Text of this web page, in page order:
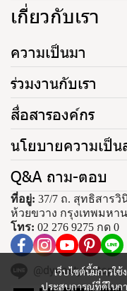
เว็บไซต์นี้มีการใ
ประสบการณ์ที่ดีในก
เกี่ยวกับเรา
ความเป็นมา
ร่วมงานกับเรา
สื่อสารองค์กร
นโยบายความเป็น
Q&A ถาม-ตอบ
ที่อยู่: 37/7 ถ. สุทธิสาร
ห้วยขวาง กรุงเทพมหา
โทร: 02 276 9275 กด 0
@dynastytiletop